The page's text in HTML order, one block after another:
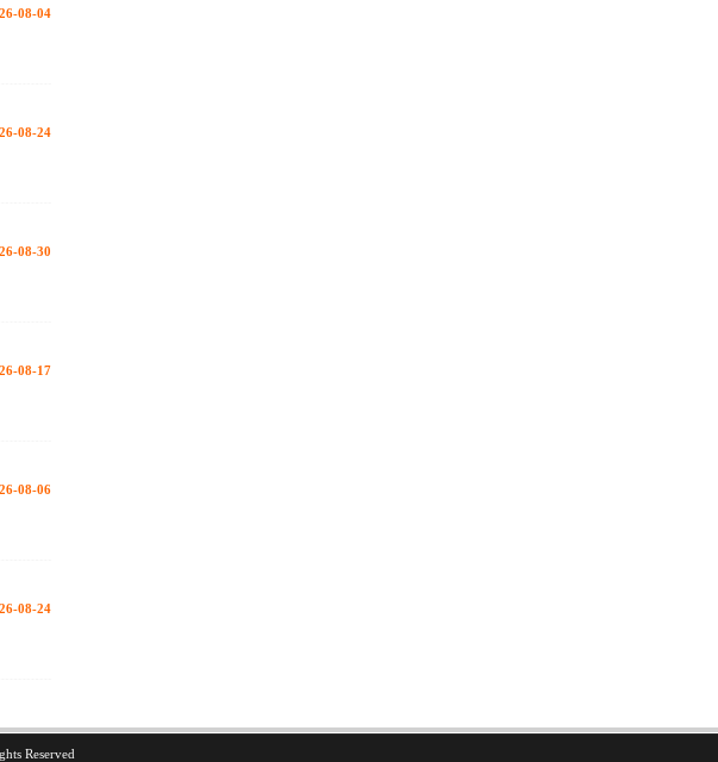
08-04
08-24
08-30
08-17
08-06
08-24
Reserved